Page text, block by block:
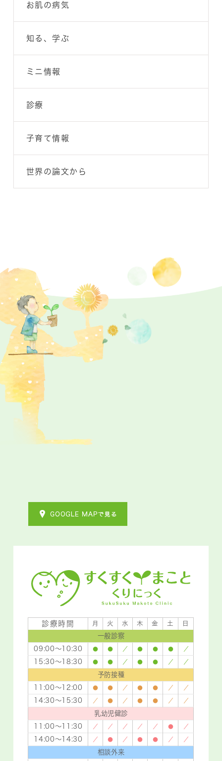
お肌の病気
知る、学ぶ
ミニ情報
診療
子育て情報
世界の論文から
診療時間 月 火 水 木 金 土 日
一般診察
09:00～10:30
● ● ／ ● ● ● ／
15:30～18:30 ● ● ／ ● ● ／ ／
予防接種
11:00～12:00
● ● ／ ● ● ／ ／
14:30～15:30 ／ ● ／ ● ● ／ ／
乳幼児健診
11:00～11:30
／ ／ ／ ／ ／ ● ／
14:00～14:30 ／ ● ／ ● ● ／ ／
相談外来